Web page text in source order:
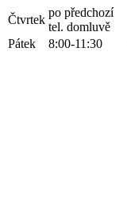
Čtvrtek
po předchozí
tel. domluvě
Pátek
8:00-11:30